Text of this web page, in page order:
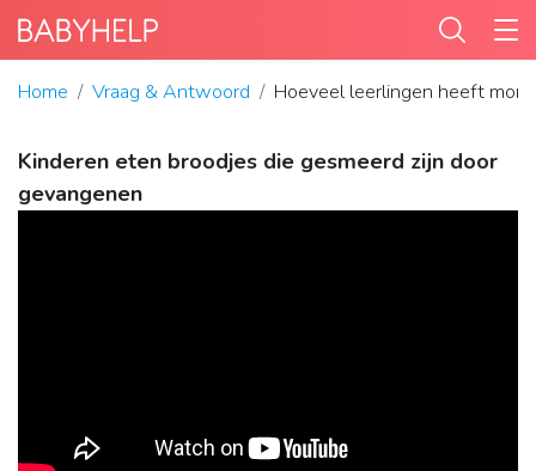
Home Vraag & Antwoord Hoeveel leerlingen heeft
Kinderen eten broodjes die gesmeerd zijn door
gevangenen